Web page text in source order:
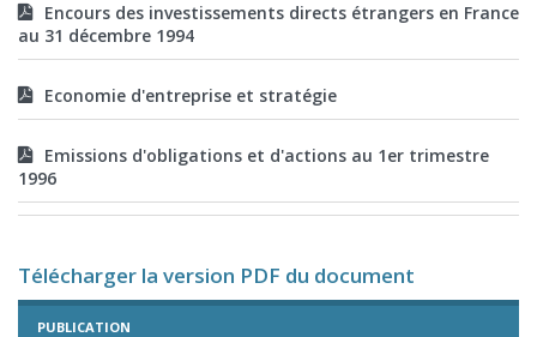
Encours des investissements directs étrangers en France
au 31 décembre 1994
Economie d'entreprise et stratégie
Emissions d'obligations et d'actions au 1er trimestre
1996
Télécharger la version PDF du document
PUBLICATION